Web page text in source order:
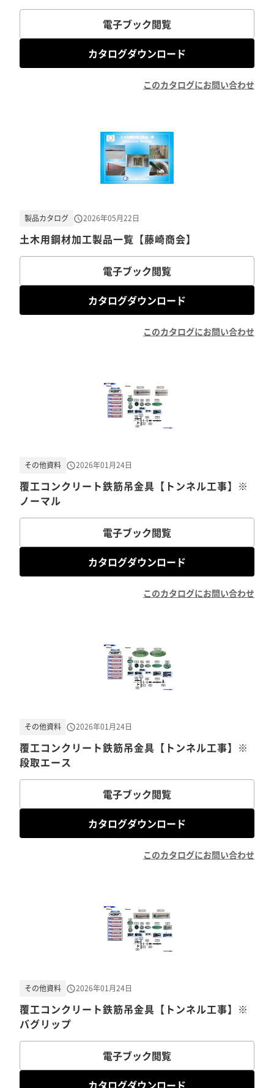
電子ブック閲覧
カタログダウンロード
このカタログにお問い合わせ
土木用鋼材加工製品一覧【藤崎商会】
製品カタログ 2026年05月22日
電子ブック閲覧
カタログダウンロード
このカタログにお問い合わせ
覆工コンクリート鉄筋吊金具【トンネル工事】※
ノーマル
その他資料 2026年01月24日
電子ブック閲覧
カタログダウンロード
このカタログにお問い合わせ
覆工コンクリート鉄筋吊金具【トンネル工事】※
段取エース
その他資料 2026年01月24日
電子ブック閲覧
カタログダウンロード
このカタログにお問い合わせ
覆工コンクリート鉄筋吊金具【トンネル工事】※
バグリップ
その他資料 2026年01月24日
電子ブック閲覧
カタログダウンロード